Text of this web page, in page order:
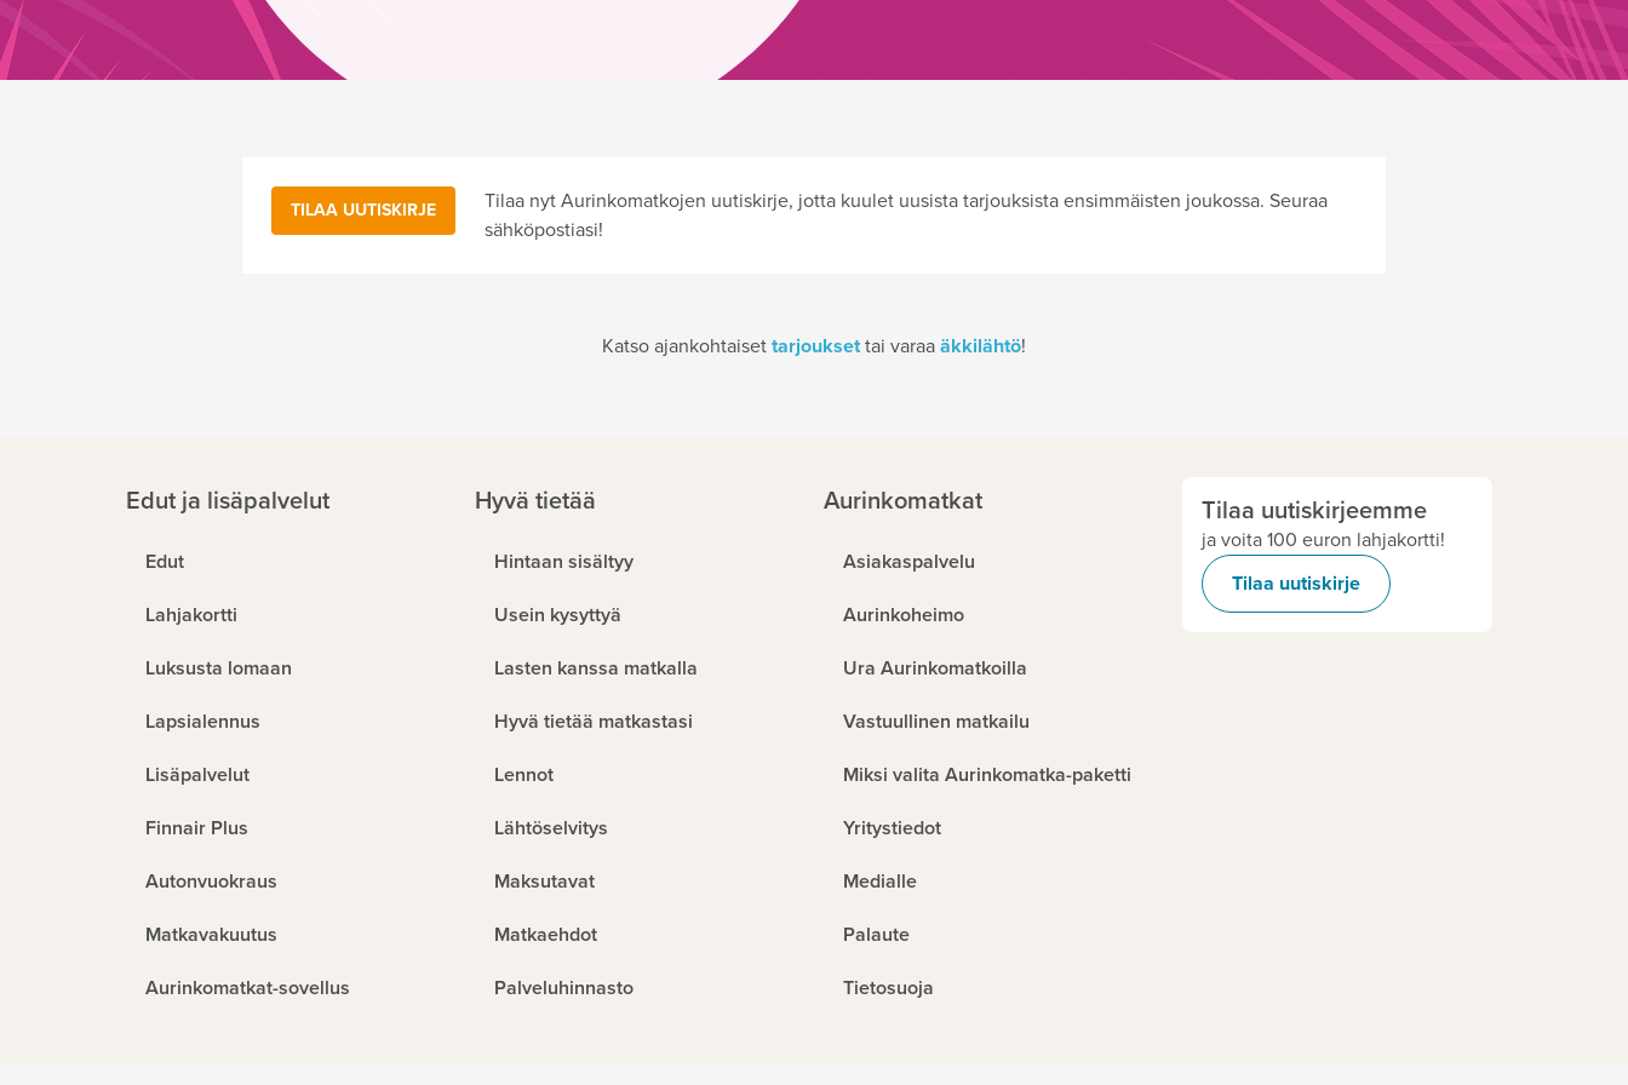
TILAA UUTISKIRJE
Tilaa nyt Aurinkomatkojen uutiskirje, jotta kuulet uusista tarjouksista ensimmäisten joukossa. Seuraa
sähköpostiasi!
Katso ajankohtaiset tarjouksettai varaa äkkilähtö!
Edut ja lisäpalvelut
Edut
Lahjakortti
Luksusta lomaan
Lapsialennus
Lisäpalvelut
Finnair Plus
Autonvuokraus
Matkavakuutus
Aurinkomatkat-sovellus
Hyvä tietää
Hintaan sisältyy
Usein kysyttyä
Lasten kanssa matkalla
Hyvä tietää matkastasi
Lennot
Lähtöselvitys
Maksutavat
Matkaehdot
Palveluhinnasto
Aurinkomatkat
Asiakaspalvelu
Aurinkoheimo
Ura Aurinkomatkoilla
Vastuullinen matkailu
Miksi valita Aurinkomatka-paketti
Yritystiedot
Medialle
Palaute
Tietosuoja
Tilaa uutiskirjeemme
ja voita 100 euron lahjakortti!
Tilaa uutiskirje